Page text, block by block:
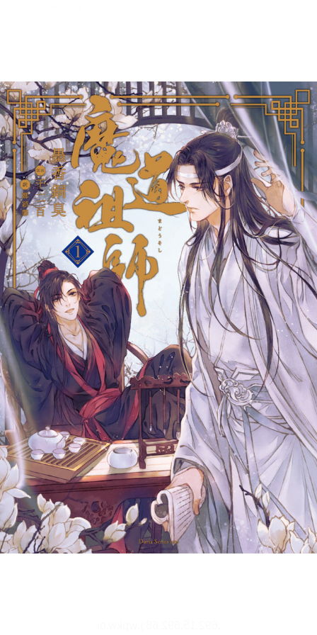
魔道祖師 1【試し読み版】
墨香銅臭
目次
目次を表示します。
この作品について
この作品の書誌情報を表示します。
本文検索
本文内から文字を検索します。
リーダー設定
文字サイズ、エフェクトの変更などを行います。